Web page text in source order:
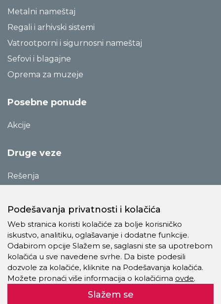
Metalni nameštaj
Regali i arhivski sistemi
Vatrootporni i sigurnosni nameštaj
Sefovi i blagajne
Oprema za muzeje
Posebne ponude
Akcije
Druge veze
Rešenja
Katalozi
Reference
O preduzeću
Kontakt
Pravila o privatnosti
Kolačići
Podešavanja privatnosti i kolačića
Web stranica koristi kolačiće za bolje korisničko
iskustvo, analitiku, oglašavanje i dodatne funkcije.
Odabirom opcije Slažem se, saglasni ste sa upotrebom
kolačića u sve navedene svrhe. Da biste podesili
dozvole za kolačiće, kliknite na Podešavanja kolačića.
Možete pronaći više informacija o kolačićima ovde.
Slažem se